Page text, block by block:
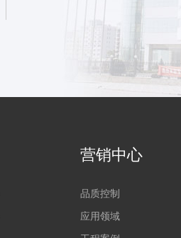
营销中心
品质控制
应用领域